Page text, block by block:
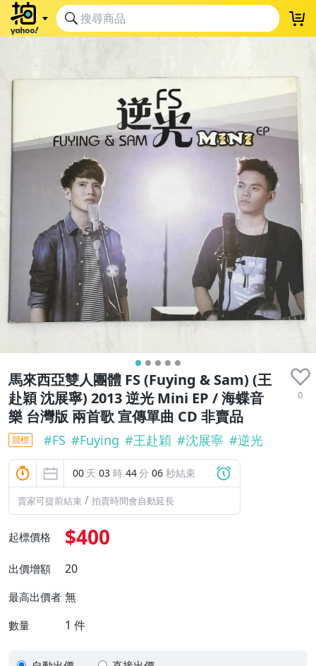
馬來西亞雙人團體 FS (Fuying & Sam) (王
赴穎 沈展寧) 2013 逆光 Mini EP / 海蝶音
樂 台灣版 兩首歌 宣傳單曲 CD 非賣品
0
競標 #FS #Fuying #王赴穎 #沈展寧 #逆光
00 天 03 時 44分 06 秒結束
賣家可提前結束 / 拍賣時間會自動延長
起標價格 $400
出價增額 20
最高出價者 無
數量 1 件